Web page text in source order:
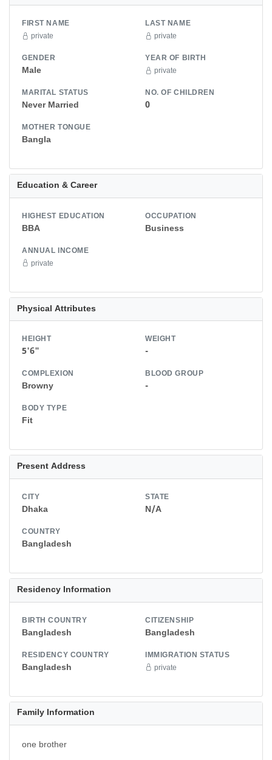
FIRST NAME
private
LAST NAME
private
GENDER
Male
YEAR OF BIRTH
private
MARITAL STATUS
Never Married
NO. OF CHILDREN
0
MOTHER TONGUE
Bangla
Education & Career
HIGHEST EDUCATION
BBA
OCCUPATION
Business
ANNUAL INCOME
private
Physical Attributes
HEIGHT
5'6"
WEIGHT
-
COMPLEXION
Browny
BLOOD GROUP
-
BODY TYPE
Fit
Present Address
CITY
Dhaka
STATE
N/A
COUNTRY
Bangladesh
Residency Information
BIRTH COUNTRY
Bangladesh
CITIZENSHIP
Bangladesh
RESIDENCY COUNTRY
Bangladesh
IMMIGRATION STATUS
private
Family Information
one brother